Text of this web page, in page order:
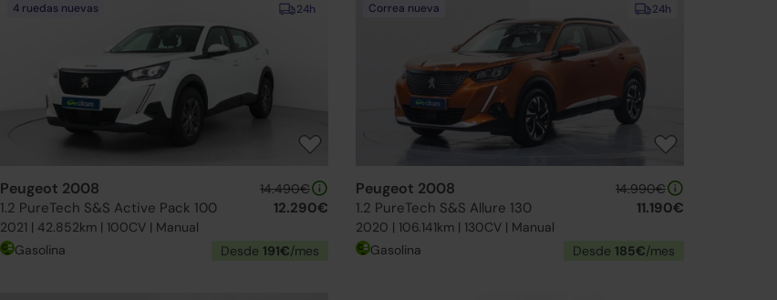
24h
4 ruedas nuevas
Peugeot 2008
1.2 PureTech S&S Active Pack 100
2021 | 42.852km | 100CV | Manual
14.490€
12.290€
Gasolina Desde 191€/mes
24h
Correa nueva
Peugeot 2008
1.2 PureTech S&S Allure 130
2020 | 106.141km | 130CV | Manual
14.990€
11.190€
Gasolina Desde 185€/mes